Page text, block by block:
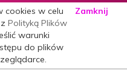
cookies w celu
zPolityką Plików
warunki
do plików
Zamknij